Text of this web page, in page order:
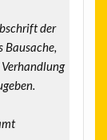
der
Bausache,